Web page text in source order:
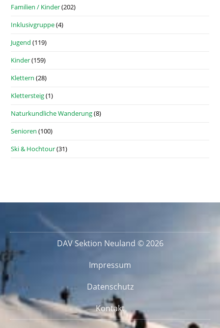
Familien / Kinder(202)
Inklusivgruppe(4)
Jugend (119)
Kinder(159)
Klettern (28)
Klettersteig(1)
Naturkundliche Wanderung(8)
Senioren (100)
Ski & Hochtour(31)
DAV Sektion Neuland © 2026
Impressum
Datenschutz
Kontakt